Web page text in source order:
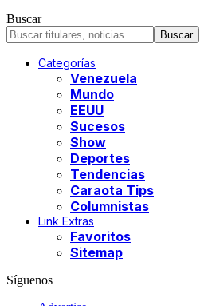
Buscar
Categorías
Venezuela
Mundo
EEUU
Sucesos
Show
Deportes
Tendencias
Caraota Tips
Columnistas
Link Extras
Favoritos
Sitemap
Síguenos